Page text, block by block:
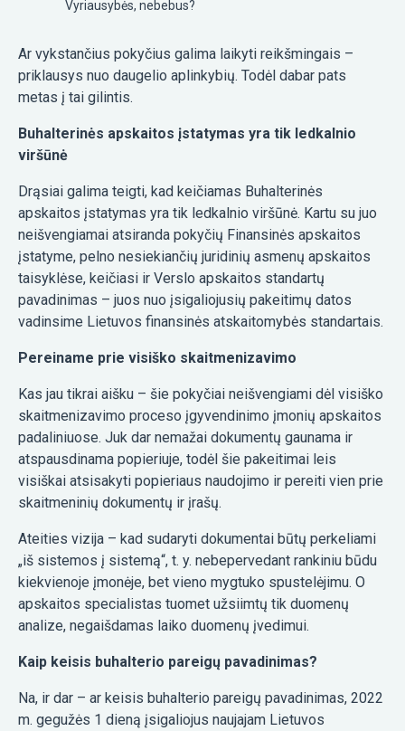
Vyriausybės, nebebus?
Ar vykstančius pokyčius galima laikyti reikšmingais –
priklausys nuo daugelio aplinkybių. Todėl dabar pats
metas į tai gilintis.
Buhalterinės apskaitos įstatymas yra tik ledkalnio
viršūnė
Drąsiai galima teigti, kad keičiamas Buhalterinės
apskaitos įstatymas yra tik ledkalnio viršūnė. Kartu su juo
neišvengiamai atsiranda pokyčių Finansinės apskaitos
įstatyme, pelno nesiekiančių juridinių asmenų apskaitos
taisyklėse, keičiasi ir Verslo apskaitos standartų
pavadinimas – juos nuo įsigaliojusių pakeitimų datos
vadinsime Lietuvos finansinės atskaitomybės standartais.
Pereiname prie visiško skaitmenizavimo
Kas jau tikrai aišku – šie pokyčiai neišvengiami dėl visiško
skaitmenizavimo proceso įgyvendinimo įmonių apskaitos
padaliniuose. Juk dar nemažai dokumentų gaunama ir
atspausdinama popieriuje, todėl šie pakeitimai leis
visiškai atsisakyti popieriaus naudojimo ir pereiti vien prie
skaitmeninių dokumentų ir įrašų.
Ateities vizija – kad sudaryti dokumentai būtų perkeliami
„iš sistemos į sistemą“, t. y. nebepervedant rankiniu būdu
kiekvienoje įmonėje, bet vieno mygtuko spustelėjimu. O
apskaitos specialistas tuomet užsiimtų tik duomenų
analize, negaišdamas laiko duomenų įvedimui.
Kaip keisis buhalterio pareigų pavadinimas?
Na, ir dar – ar keisis buhalterio pareigų pavadinimas, 2022
m. gegužės 1 dieną įsigaliojus naujajam Lietuvos